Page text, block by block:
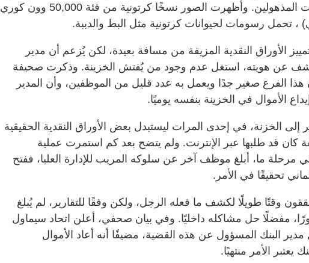
مستخدمي الإنترنت المذهولين. وأظهرت الصور نسخًا كرتونية من فئة 50,000 وون كوري
.
الأوراق النقدية المزيفة من مسافة بعيدة، لكن يُزعم أن مدير
عن هويته، استغل عدم وجود من يُفتش الخزينة. وذكرت صحيفة
الفرع صغير جدًا ويعمل به عدد قليل من الموظفين، وأن المدير
الأموال في الخزينة بنفسه يوميًا.
إلى الخزنة، في إحدى المرات ليستبدل بعض الأوراق النقدية الحقيقية
كان قد طلبها عبر الإنترنت. ولم يتضح بعد كم استمرت عملية
مرحلة ما، أبلغ موظف آخر عن سلوكه المريب للإدارة العليا، ففتح
تحقيقًا في الأمر .
وقتًا طويلًا لكشف ما فعله الرجل، ولكن وفقًا للتقارير، لم يُبلغ
مفضلًا حل مشاكله داخليًا. وفي بيان صحفي، أعلن اتحاد سيماول
مدير البنك المسؤول عن هذه القضية، مضيفًا أنه أعاد الأموال
يعتبر الأمر منتهيًا.